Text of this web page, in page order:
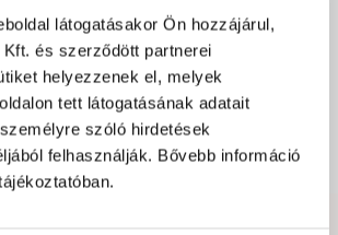
látogatásakor Ön hozzájárul,
és szerződött partnerei
helyezzenek el, melyek
tett látogatásának adatait
szóló hirdetések
felhasználják. Bővebb információ
és súly információk
felelős személy